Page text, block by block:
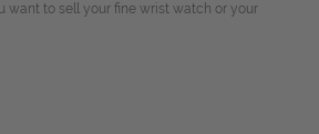
want to sell your fine wrist watch or your